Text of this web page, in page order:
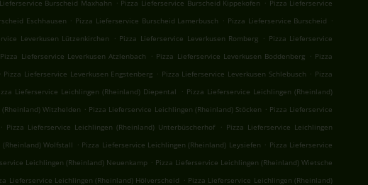
Burscheid Maxhahn Pizza Lieferservice Burscheid Kippekofen
Pizza Lieferservice
Eschhausen . Pizza Lieferservice Burscheid Lamerbusch . Pizza Lieferservice Burscheid .
Leverkusen Lützenkirchen . Pizza Lieferservice Leverkusen Romberg . Pizza Lieferservice
Pizza Lieferservice Leverkusen Atzlenbach . Pizza Lieferservice Leverkusen Boddenberg . Pizza
. Pizza Lieferservice Leverkusen Engstenberg . Pizza Lieferservice Leverkusen Schlebusch . Pizza
Lieferservice Leichlingen (Rheinland) Diepental . Pizza Lieferservice Leichlingen (Rheinland)
Witzhelden . Pizza Lieferservice Leichlingen (Rheinland) Stöcken . Pizza Lieferservice
. Pizza Lieferservice Leichlingen (Rheinland) Unterbüscherhof . Pizza Lieferservice Leichlingen
Wolfstall . Pizza Lieferservice Leichlingen (Rheinland) Leysiefen . Pizza Lieferservice
Leichlingen (Rheinland) Neuenkamp . Pizza Lieferservice Leichlingen (Rheinland) Wietsche
Lieferservice Leichlingen (Rheinland) Hölverscheid . Pizza Lieferservice Leichlingen (Rheinland)